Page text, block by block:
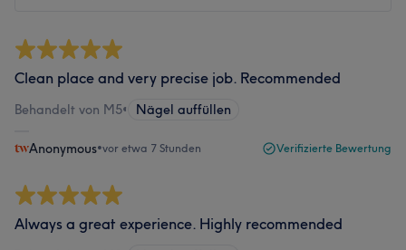
Clean place and very precise job. Recommended
Behandelt von M5• Nägel auffüllen
Anonymous•vor etwa 7 Stunden Verifizierte Bewertung
Always a great experience. Highly recommended